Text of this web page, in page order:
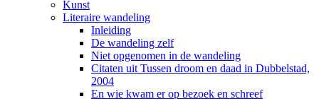
Kunst
Literaire wandeling
Inleiding
De wandeling zelf
Niet opgenomen in de wandeling
Citaten uit Tussen droom en daad in Dubbelstad,
2004
En wie kwam er op bezoek en schreef